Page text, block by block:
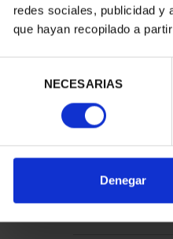
redes sociales, publicidad y
que hayan recopilado a
consentimiento
NECESARIAS
Denegar
CAPITALES
ORDENAR POR: